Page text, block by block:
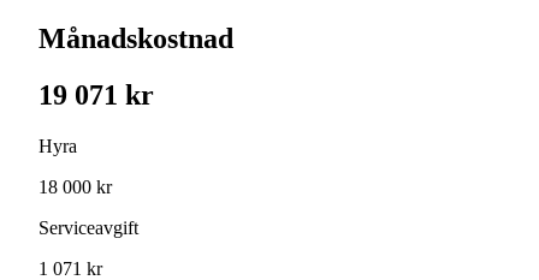
Månadskostnad
19 071 kr
Hyra
18 000 kr
Serviceavgift
1 071 kr